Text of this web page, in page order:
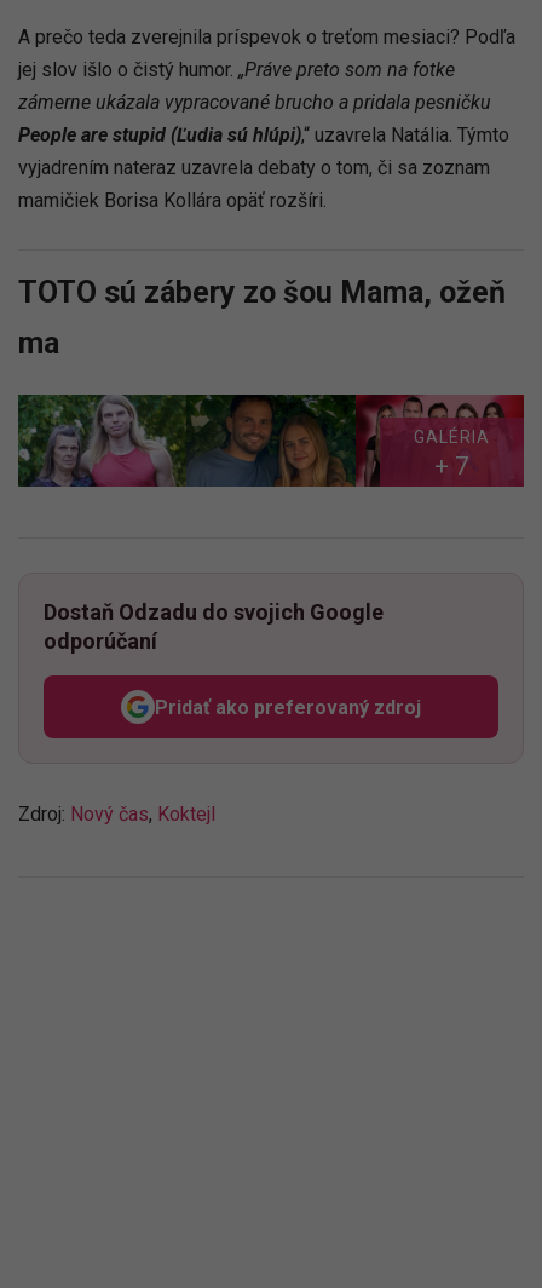
A prečo teda zverejnila príspevok o treťom mesiaci? Podľa
jej slov išlo o čistý humor. „Práve preto som na fotke
zámerne ukázala vypracované brucho a pridala pesničku
People are stupid (Ľudia sú hlúpi),“ uzavrela Natália. Týmto
vyjadrením nateraz uzavrela debaty o tom, či sa zoznam
mamičiek Borisa Kollára opäť rozšíri.
TOTO sú zábery zo šou Mama, ožeň
ma
GALÉRIA
+ 7
Dostaň Odzadu do svojich Google
odporúčaní
Pridať ako preferovaný zdroj
Odzadu, odkaz sa otvorí v
Zdroj: Nový čas, Koktejl